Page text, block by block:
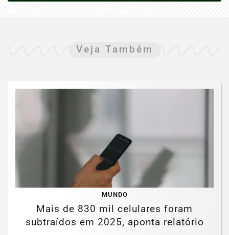
Veja Também
MUNDO
Mais de 830 mil celulares foram
subtraídos em 2025, aponta relatório